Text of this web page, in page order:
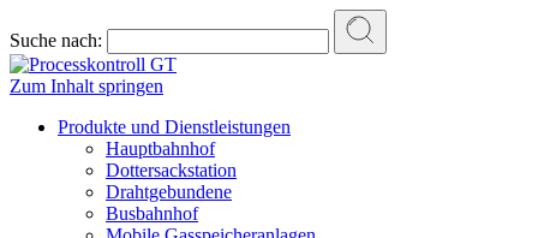
Suche nach:
Zum Inhalt springen
Produkte und Dienstleistungen
Hauptbahnhof
Dottersackstation
Drahtgebundene
Busbahnhof